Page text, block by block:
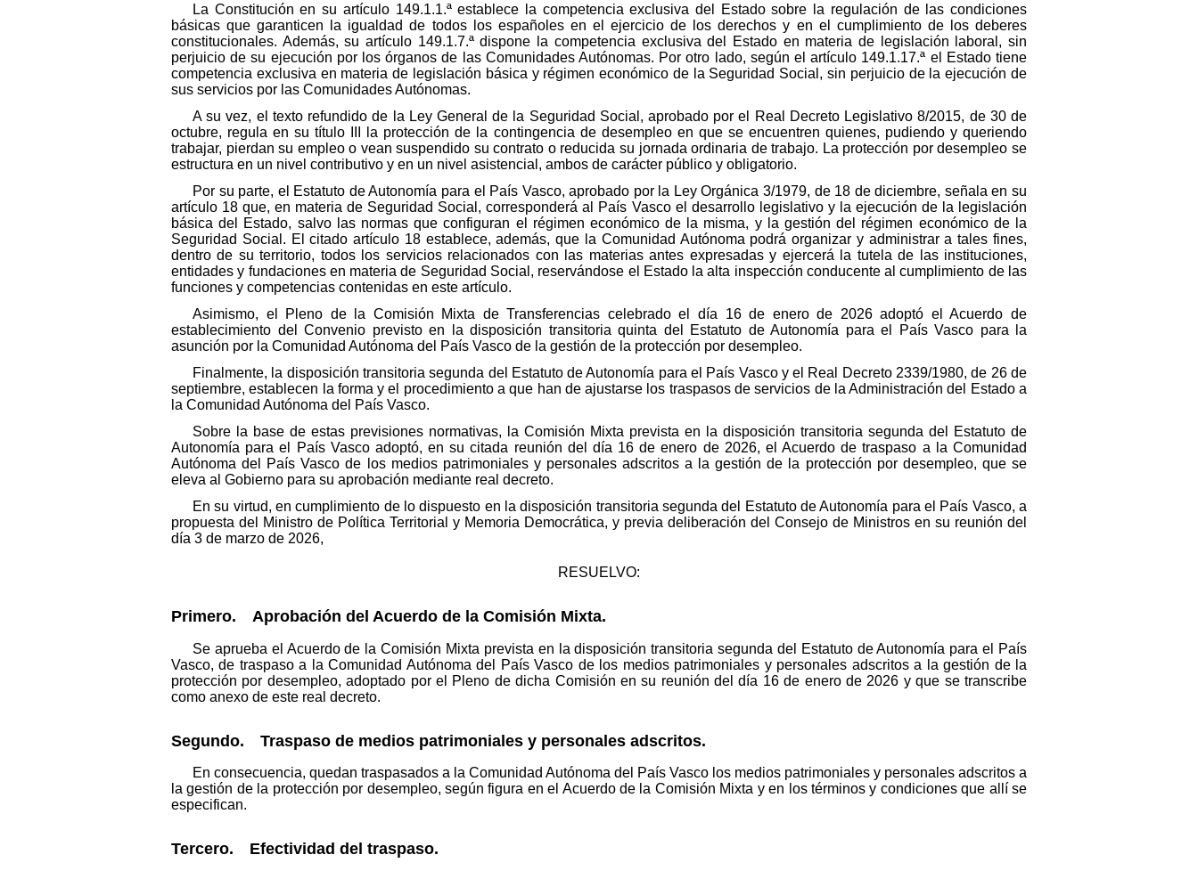
La Constitución en su artículo 149.1.1.ª establece la competencia exclusiva del Estado sobre la regulación de las condiciones
básicas que garanticen la igualdad de todos los españoles en el ejercicio de los derechos y en el cumplimiento de los deberes
constitucionales. Además, su artículo 149.1.7.ª dispone la competencia exclusiva del Estado en materia de legislación laboral, sin
perjuicio de su ejecución por los órganos de las Comunidades Autónomas. Por otro lado, según el artículo 149.1.17.ª el Estado tiene
competencia exclusiva en materia de legislación básica y régimen económico de la Seguridad Social, sin perjuicio de la ejecución de
sus servicios por las Comunidades Autónomas.
A su vez, el texto refundido de la Ley General de la Seguridad Social, aprobado por el Real Decreto Legislativo 8/2015, de 30 de
octubre, regula en su título III la protección de la contingencia de desempleo en que se encuentren quienes, pudiendo y queriendo
trabajar, pierdan su empleo o vean suspendido su contrato o reducida su jornada ordinaria de trabajo. La protección por desempleo se
estructura en un nivel contributivo y en un nivel asistencial, ambos de carácter público y obligatorio.
Por su parte, el Estatuto de Autonomía para el País Vasco, aprobado por la Ley Orgánica 3/1979, de 18 de diciembre, señala en su
artículo 18 que, en materia de Seguridad Social, corresponderá al País Vasco el desarrollo legislativo y la ejecución de la legislación
básica del Estado, salvo las normas que configuran el régimen económico de la misma, y la gestión del régimen económico de la
Seguridad Social. El citado artículo 18 establece, además, que la Comunidad Autónoma podrá organizar y administrar a tales fines,
dentro de su territorio, todos los servicios relacionados con las materias antes expresadas y ejercerá la tutela de las instituciones,
entidades y fundaciones en materia de Seguridad Social, reservándose el Estado la alta inspección conducente al cumplimiento de las
funciones y competencias contenidas en este artículo.
Asimismo, el Pleno de la Comisión Mixta de Transferencias celebrado el día 16 de enero de 2026 adoptó el Acuerdo de
establecimiento del Convenio previsto en la disposición transitoria quinta del Estatuto de Autonomía para el País Vasco para la
asunción por la Comunidad Autónoma del País Vasco de la gestión de la protección por desempleo.
Finalmente, la disposición transitoria segunda del Estatuto de Autonomía para el País Vasco y el Real Decreto 2339/1980, de 26 de
septiembre, establecen la forma y el procedimiento a que han de ajustarse los traspasos de servicios de la Administración del Estado a
la Comunidad Autónoma del País Vasco.
Sobre la base de estas previsiones normativas, la Comisión Mixta prevista en la disposición transitoria segunda del Estatuto de
Autonomía para el País Vasco adoptó, en su citada reunión del día 16 de enero de 2026, el Acuerdo de traspaso a la Comunidad
Autónoma del País Vasco de los medios patrimoniales y personales adscritos a la gestión de la protección por desempleo, que se
eleva al Gobierno para su aprobación mediante real decreto.
En su virtud, en cumplimiento de lo dispuesto en la disposición transitoria segunda del Estatuto de Autonomía para el País Vasco, a
propuesta del Ministro de Política Territorial y Memoria Democrática, y previa deliberación del Consejo de Ministros en su reunión del
día 3 de marzo de 2026,
RESUELVO:
Primero. Aprobación del Acuerdo de la Comisión Mixta.
Se aprueba el Acuerdo de la Comisión Mixta prevista en la disposición transitoria segunda del Estatuto de Autonomía para el País
Vasco, de traspaso a la Comunidad Autónoma del País Vasco de los medios patrimoniales y personales adscritos a la gestión de la
protección por desempleo, adoptado por el Pleno de dicha Comisión en su reunión del día 16 de enero de 2026 y que se transcribe
como anexo de este real decreto.
Segundo. Traspaso de medios patrimoniales y personales adscritos.
En consecuencia, quedan traspasados a la Comunidad Autónoma del País Vasco los medios patrimoniales y personales adscritos a
la gestión de la protección por desempleo, según figura en el Acuerdo de la Comisión Mixta y en los términos y condiciones que allí se
especifican.
Tercero. Efectividad del traspaso.